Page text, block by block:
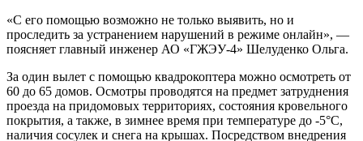
«С его помощью возможно не только выявить, но и
проследить за устранением нарушений в режиме онлайн», —
поясняет главный инженер АО «ГЖЭУ-4» Шелуденко Ольга.
За один вылет с помощью квадрокоптера можно осмотреть от
60 до 65 домов. Осмотры проводятся на предмет затруднения
проезда на придомовых территориях, состояния кровельного
покрытия, а также, в зимнее время при температуре до -5°С,
наличия сосулек и снега на крышах. Посредством внедрения